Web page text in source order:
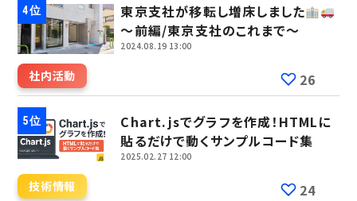
東京支社が移転し増床しました
～前編/東京支社のこれまで～
2024.08.19 13:00
社内活動 26
Chart.jsでグラフを作成！HTMLに
貼るだけで動くサンプルコード集
2025.02.27 12:00
技術情報 24